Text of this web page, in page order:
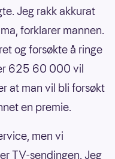
Jeg rakk akkurat
forklarer mannen.
og forsøkte å ringe
625 60 000 vil
at man vil bli forsøkt
en premie.
men vi
TV-sendingen. Jeg